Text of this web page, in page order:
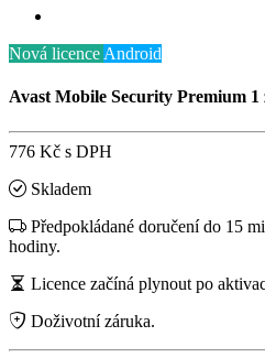
Nová licence Android
Avast Mobile Security Premium
776 Kč s DPH
Skladem
Předpokládané doručení do 15
hodiny.
Licence začíná plynout po
Doživotní záruka.